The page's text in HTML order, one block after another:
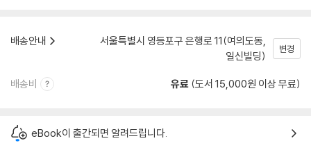
배송안내
서울특별시 영등포구 은행로 11(여의도동,
일신빌딩)
변경
배송비 유료 (도서 15,000원 이상 무료)
eBook이 출간되면 알려드립니다.